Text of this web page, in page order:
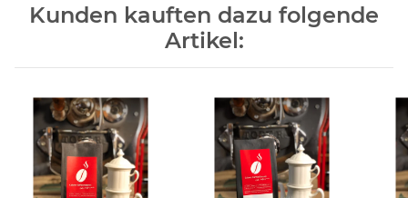
Kunden kauften dazu folgende
Artikel: